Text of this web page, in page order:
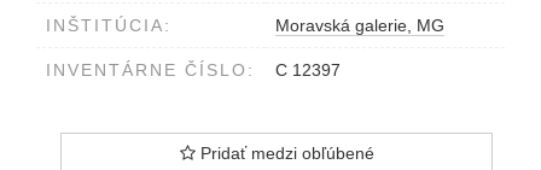
INŠTITÚCIA: Moravská galerie, MG
INVENTÁRNE ČÍSLO: C 12397
Pridať medzi obľúbené